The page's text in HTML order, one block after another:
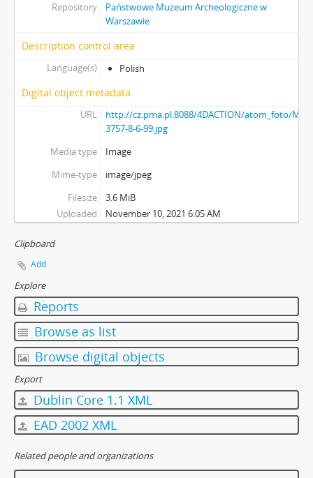
Repository
Państwowe Muzeum Archeologiczne w
Warszawie
Description control area
Language(s) Polish
Digital object metadata
URL
http://cz.pma.pl:8088/4DACTION/atom_foto/MAJ-
3757-8-6-99.jpg
Media type
Image
Mime-type
image/jpeg
Filesize
3.6 MiB
Uploaded
November 10, 2021 6:05 AM
Clipboard
Add
Explore
Reports
Browse as list
Browse digital objects
Export
Dublin Core 1.1 XML
EAD 2002 XML
Related people and organizations